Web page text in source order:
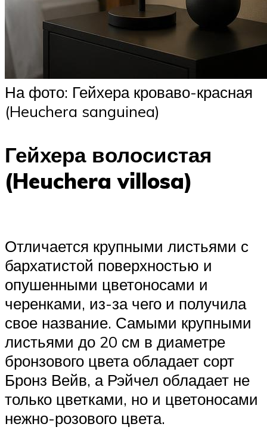
На фото: Гейхера кроваво-красная
(Heuchera sanguinea)
Гейхера волосистая
(Heuchera villosa)
Отличается крупными листьями с
бархатистой поверхностью и
опушенными цветоносами и
черенками, из-за чего и получила
свое название. Самыми крупными
листьями до 20 см в диаметре
бронзового цвета обладает сорт
Бронз Вейв, а Рэйчел обладает не
только цветками, но и цветоносами
нежно-розового цвета.